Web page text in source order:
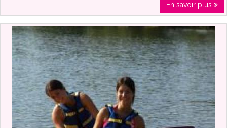
En savoir plus